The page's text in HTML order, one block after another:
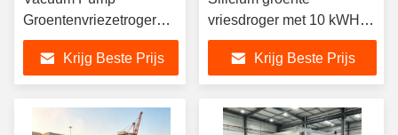
Groentenvriezetroger
EXW Automatische
werkingsmodus
Ontworpen voor
uitdroging en verlengde
houdbaarheid
Krijg Beste Prijs
vriesdroger met 10 kWH
stroomverbruik en
kamergrootte
180017001300mm voor
vriesdrogen
Krijg Beste Prijs